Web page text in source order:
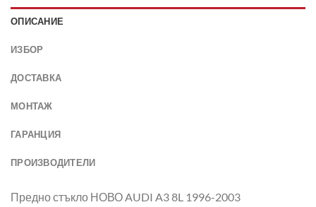
ОПИСАНИЕ
ИЗБОР
ДОСТАВКА
МОНТАЖ
ГАРАНЦИЯ
ПРОИЗВОДИТЕЛИ
Предно стъкло НОВО AUDI A3 8L 1996-2003